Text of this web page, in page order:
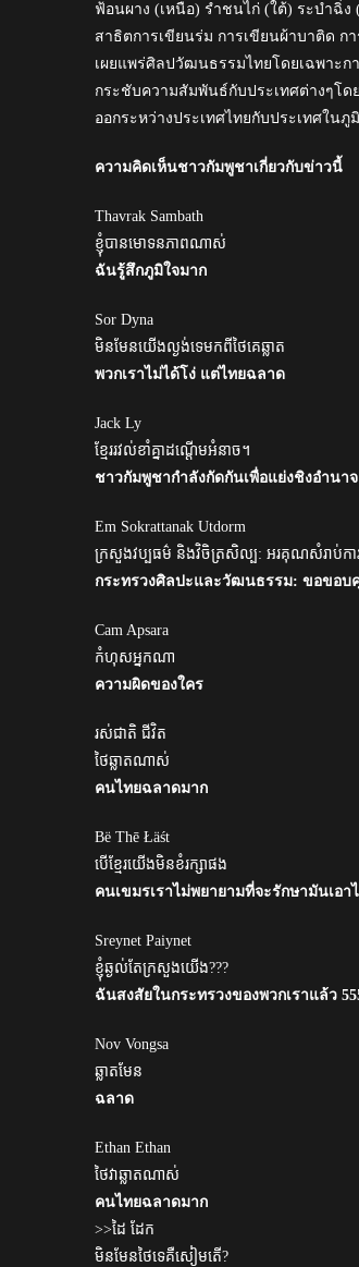
ฟ้อนผาง (เหนือ) รำชนไก่ (ใต้) ระบำฉิ่
สาธิตการเขียนร่ม การเขียนผ้าบาติด ก
เผยแพร่ศิลปวัฒนธรรมไทยโดยเฉพาะ
กระชับความสัมพันธ์กับประเทศต่างๆโ
ออกระหว่างประเทศไทยกับประเทศในภู
ความคิดเห็นชาวกัมพูชาเกี่ยวกับข่าวนี้
Thavrak Sambath
ខ្ញុំបានមោទនភាពណាស់
ฉันรู้สึกภูมิใจมาก
Sor Dyna
មិនមែនយើងល្ងង់ទេមកពីថៃគេឆ្លាត
พวกเราไม่ได้โง่ แต่ไทยฉลาด
Jack Ly
ខ្មែររវល់ខាំគ្នាដណ្តើមអំនាច។
ชาวกัมพูชากำลังกัดกันเพื่อแย่งชิงอำนาจ
Em Sokrattanak Utdorm
ក្រសួងវប្បធម៌ និងវិចិត្រសិល្ប: អរគុណសំរាប់ក
กระทรวงศิลปะและวัฒนธรรม: ขอขอ
Cam Apsara
កំហុសអ្នកណា
ความผิดของใคร
រស់ជាតិ ជីវិត
ថៃឆ្លាតណាស់
คนไทยฉลาดมาก
Bë Thē Łäśt
បេីខ្មែរយេីងមិនខំរក្សាផង
คนเขมรเราไม่พยายามที่จะรักษามันเอา
Sreynet Paiynet
ខ្ញុំឆ្ងល់តែក្រសួងយើង???
ฉันสงสัยในกระทรวงของพวกเราแล้ว
Nov Vongsa
ឆ្លាតមែន
ฉลาด
Ethan Ethan
ថៃវាឆ្លាតណាស់
คนไทยฉลาดมาก
>>ដៃ ដែក
មិនមែនថៃទេគឺសៀមតើ?